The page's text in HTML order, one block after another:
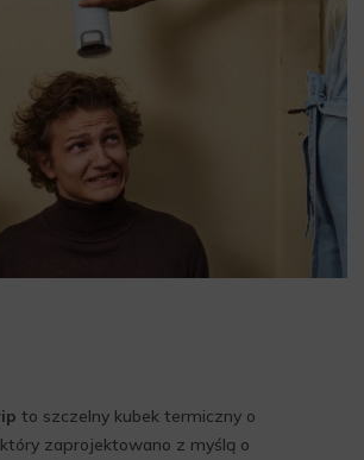
to szczelny kubek termiczny o
zaprojektowano z myślą o